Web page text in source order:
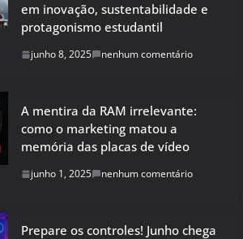
em inovação, sustentabilidade e
protagonismo estudantil
junho 8, 2025 nenhum comentário
A mentira da RAM irrelevante:
como o marketing matou a
memória das placas de vídeo
junho 1, 2025 nenhum comentário
Prepare os controles! Junho chega